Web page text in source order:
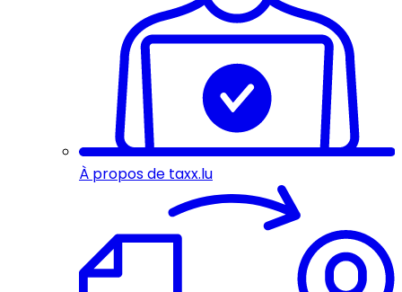
À propos de taxx.lu